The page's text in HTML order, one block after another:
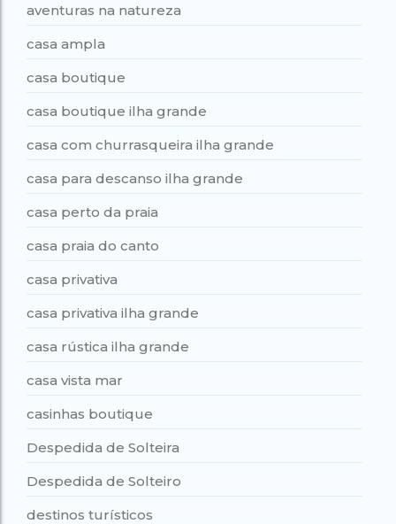
aventuras na natureza
casa ampla
casa boutique
casa boutique ilha grande
casa com churrasqueira ilha grande
casa para descanso ilha grande
casa perto da praia
casa praia do canto
casa privativa
casa privativa ilha grande
casa rústica ilha grande
casa vista mar
casinhas boutique
Despedida de Solteira
Despedida de Solteiro
destinos turísticos